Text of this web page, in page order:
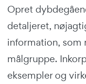
Opret
detaljeret,
information, som
målgruppe.
eksempler og